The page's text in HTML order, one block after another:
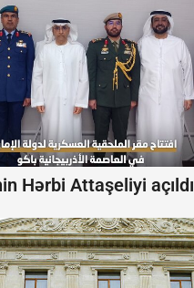
Hərbi Attaşeliyi açıldı